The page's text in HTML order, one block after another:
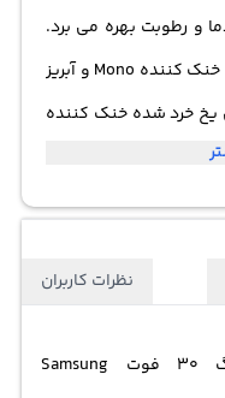
و رطوبت بهره می برد.
این تلویزیون ساید RS50 از سیستم خنک کننده Mono و آبریز
یخ خرد شده خنک کننده
برد. موتور این یخچال
و با دوامی می باشد.
نظرات کاربران
30 فوت Samsung